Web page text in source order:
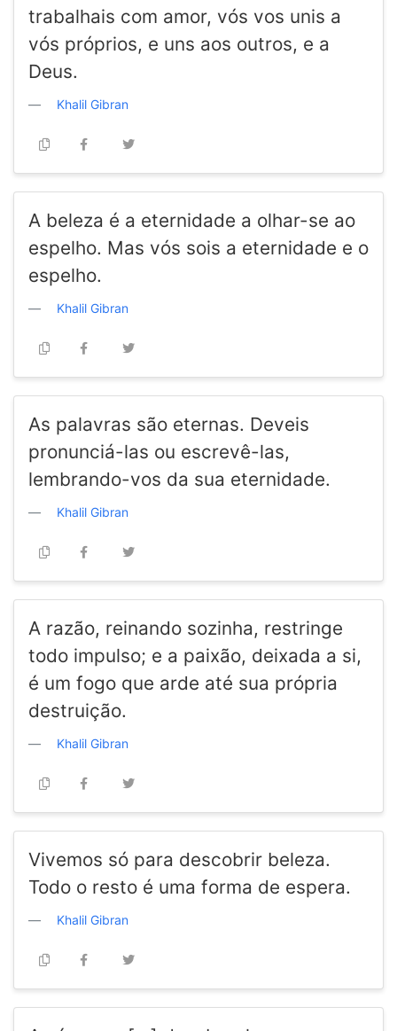
trabalhais com amor, vós vos unis a
vós próprios, e uns aos outros, e a
Deus.
Khalil Gibran
A beleza é a eternidade a olhar-se ao
espelho. Mas vós sois a eternidade e o
espelho.
Khalil Gibran
As palavras são eternas. Deveis
pronunciá-las ou escrevê-las,
lembrando-vos da sua eternidade.
Khalil Gibran
A razão, reinando sozinha, restringe
todo impulso; e a paixão, deixada a si,
é um fogo que arde até sua própria
destruição.
Khalil Gibran
Vivemos só para descobrir beleza.
Todo o resto é uma forma de espera.
Khalil Gibran